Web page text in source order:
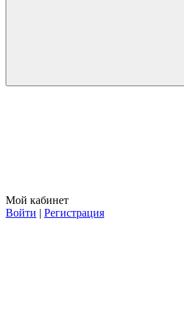
Мой кабинет
Войти | Регистрация